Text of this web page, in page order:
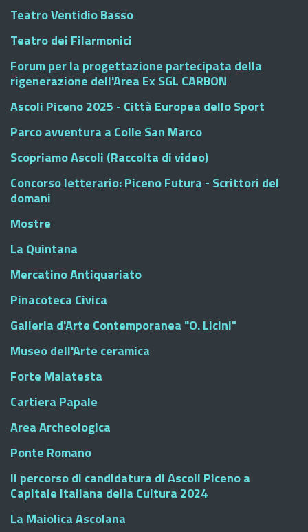
Teatro Ventidio Basso
Teatro dei Filarmonici
Forum per la progettazione partecipata della
rigenerazione dell'Area Ex SGL CARBON
Ascoli Piceno 2025 - Città Europea dello Sport
Parco avventura a Colle San Marco
Scopriamo Ascoli (Raccolta di video)
Concorso letterario: Piceno Futura - Scrittori del
domani
Mostre
La Quintana
Mercatino Antiquariato
Pinacoteca Civica
Galleria d'Arte Contemporanea "O. Licini"
Museo dell'Arte ceramica
Forte Malatesta
Cartiera Papale
Area Archeologica
Ponte Romano
Il percorso di candidatura di Ascoli Piceno a
Capitale Italiana della Cultura 2024
La Maiolica Ascolana